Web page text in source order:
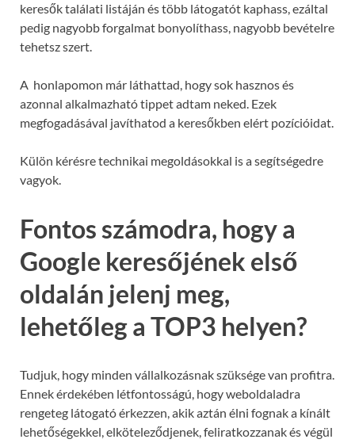
keresők találati listáján és több látogatót kaphass, ezáltal
pedig nagyobb forgalmat bonyolíthass, nagyobb bevételre
tehetsz szert.
A honlapomon már láthattad, hogy sok hasznos és
azonnal alkalmazható tippet adtam neked. Ezek
megfogadásával javíthatod a keresőkben elért pozícióidat.
Külön kérésre technikai megoldásokkal is a segítségedre
vagyok.
Fontos számodra, hogy a
Google keresőjének első
oldalán jelenj meg,
lehetőleg a TOP3 helyen?
Tudjuk, hogy minden vállalkozásnak szüksége van profitra.
Ennek érdekében létfontosságú, hogy weboldaladra
rengeteg látogató érkezzen, akik aztán élni fognak a kínált
lehetőségekkel, elköteleződjenek, feliratkozzanak és végül